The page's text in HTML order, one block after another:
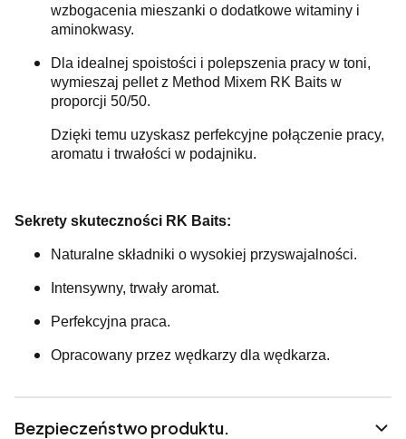
wzbogacenia mieszanki o dodatkowe witaminy i
aminokwasy.
Dla idealnej spoistości i polepszenia pracy w toni,
wymieszaj pellet z Method Mixem RK Baits w
proporcji 50/50.
Dzięki temu uzyskasz perfekcyjne połączenie pracy,
aromatu i trwałości w podajniku.
Sekrety skuteczności RK Baits:
Naturalne składniki o wysokiej przyswajalności.
Intensywny, trwały aromat.
Perfekcyjna praca.
Opracowany przez wędkarzy dla wędkarza.
Bezpieczeństwo produktu.